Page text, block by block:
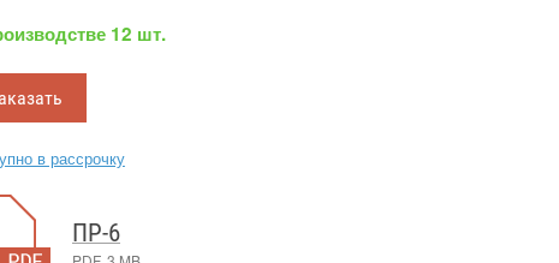
12 шт.
в рассрочку
ПР-6